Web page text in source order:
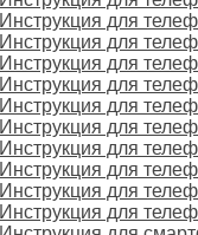
Инструкция для
Инструкция для
Инструкция для
Инструкция для
Инструкция для
Инструкция для
Инструкция для
Инструкция для
Инструкция для
Инструкция для